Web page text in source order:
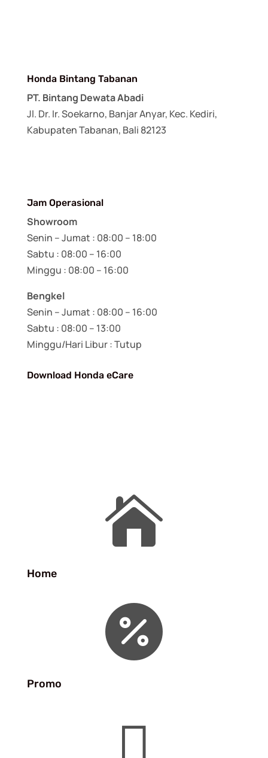
Honda Bintang Tabanan
PT. Bintang Dewata Abadi
Jl. Dr. Ir. Soekarno, Banjar Anyar, Kec. Kediri,
Kabupaten Tabanan, Bali 82123
Jam Operasional
Showroom
Senin – Jumat : 08:00 – 18:00
Sabtu : 08:00 – 16:00
Minggu : 08:00 – 16:00
Bengkel
Senin – Jumat : 08:00 – 16:00
Sabtu : 08:00 – 13:00
Minggu/Hari Libur : Tutup
Download Honda eCare

Home

Promo
